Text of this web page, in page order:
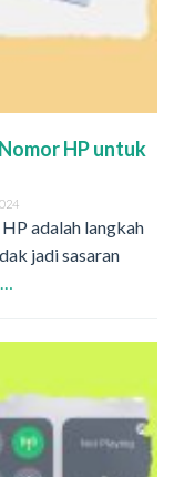
HP untuk
adalah langkah
jadi sasaran